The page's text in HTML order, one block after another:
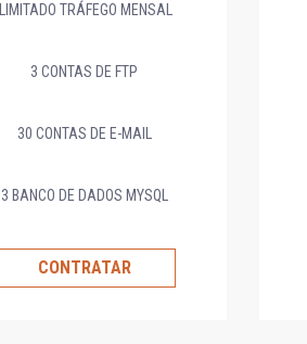
TRÁFEGO MENSAL
3 CONTAS DE FTP
30 CONTAS DE E-MAIL
3 BANCO DE DADOS MYSQL
CONTRATAR